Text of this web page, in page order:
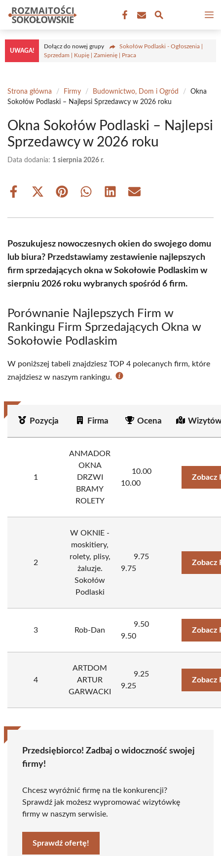
Przejdź
treści
UWAGA!
Dołącz do nowej grupy
Sokołów Podlaski - Ogłoszenia |
Sprzedam | Kupię | Zamienię | Praca
Strona główna / Firmy / Budownictwo, Dom i Ogród /
Okna
Sokołów Podlaski – Najlepsi Sprzedawcy w 2026 roku
Okna Sokołów Podlaski – Najlepsi
Sprzedawcy w 2026 roku
Data dodania: 1 sierpnia 2026 r.
Share
Share
(Twitter)
Share Share Share Share
Poszukujesz nowoczesnych okien do swojego domu
lub biura? Przedstawiamy zestawienie najlepszych
firm sprzedających okna w Sokołowie Podlaskim w
sierpniu 2026 roku wybranych spośród 6 firm.
Porównanie Najlepszych Firm w
Rankingu Firm Sprzedających Okna w
Sokołowie Podlaskim
W poniższej tabeli znajdziesz TOP 4 polecanych firm, które
znajdziesz w naszym rankingu.
Pozycja Firma Ocena
1
ANMADOR
OKNA
DRZWI
BRAMY
ROLETY
10.00
10.00
Zobacz
2
W OKNIE -
moskitiery,
rolety, plisy,
żaluzje.
Sokołów
Podlaski
9.75
9.75
Zobacz
3 Rob-Dan
9.50
9.50
Zobacz
4
ARTDOM
ARTUR
GARWACKI
9.25
9.25
Zobacz
Przedsiębiorco! Zadbaj o widoczność swojej
firmy!
Chcesz wyróżnić firmę na tle konkurencji?
Sprawdź jak możesz wypromować wizytówkę
firmy w naszym serwisie.
Sprawdź ofertę!